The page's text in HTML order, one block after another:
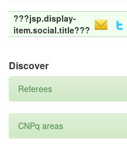
???jsp.display-
item.social.title???
Discover
Referees
CNPq areas